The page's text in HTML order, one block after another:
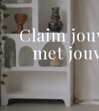
Claim
met